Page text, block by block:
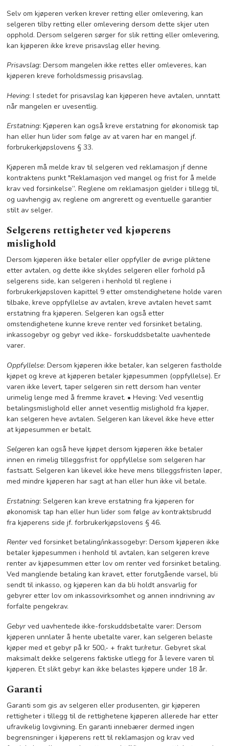
Selv om kjøperen verken krever retting eller omlevering, kan
selgeren tilby retting eller omlevering dersom dette skjer uten
opphold. Dersom selgeren sørger for slik retting eller omlevering,
kan kjøperen ikke kreve prisavslag eller heving.
Prisavslag: Dersom mangelen ikke rettes eller omleveres, kan
kjøperen kreve forholdsmessig prisavslag.
Heving: I stedet for prisavslag kan kjøperen heve avtalen, unntatt
når mangelen er uvesentlig.
Erstatning: Kjøperen kan også kreve erstatning for økonomisk tap
han eller hun lider som følge av at varen har en mangel jf.
forbrukerkjøpslovens § 33.
Kjøperen må melde krav til selgeren ved reklamasjon jf denne
kontraktens punkt "Reklamasjon ved mangel og frist for å melde
krav ved forsinkelse”. Reglene om reklamasjon gjelder i tillegg til,
og uavhengig av, reglene om angrerett og eventuelle garantier
stilt av selger.
Selgerens rettigheter ved kjøperens
mislighold
Dersom kjøperen ikke betaler eller oppfyller de øvrige pliktene
etter avtalen, og dette ikke skyldes selgeren eller forhold på
selgerens side, kan selgeren i henhold til reglene i
forbrukerkjøpsloven kapittel 9 etter omstendighetene holde varen
tilbake, kreve oppfyllelse av avtalen, kreve avtalen hevet samt
erstatning fra kjøperen. Selgeren kan også etter
omstendighetene kunne kreve renter ved forsinket betaling,
inkassogebyr og gebyr ved ikke- forskuddsbetalte uavhentede
varer.
Oppfyllelse: Dersom kjøperen ikke betaler, kan selgeren fastholde
kjøpet og kreve at kjøperen betaler kjøpesummen (oppfyllelse). Er
varen ikke levert, taper selgeren sin rett dersom han venter
urimelig lenge med å fremme kravet. • Heving: Ved vesentlig
betalingsmislighold eller annet vesentlig mislighold fra kjøper,
kan selgeren heve avtalen. Selgeren kan likevel ikke heve etter
at kjøpesummen er betalt.
Selgeren kan også heve kjøpet dersom kjøperen ikke betaler
innen en rimelig tilleggsfrist for oppfyllelse som selgeren har
fastsatt. Selgeren kan likevel ikke heve mens tilleggsfristen løper,
med mindre kjøperen har sagt at han eller hun ikke vil betale.
Erstatning: Selgeren kan kreve erstatning fra kjøperen for
økonomisk tap han eller hun lider som følge av kontraktsbrudd
fra kjøperens side jf. forbrukerkjøpslovens § 46.
Renterved forsinket betaling/inkassogebyr: Dersom kjøperen ikke
betaler kjøpesummen i henhold til avtalen, kan selgeren kreve
renter av kjøpesummen etter lov om renter ved forsinket betaling.
Ved manglende betaling kan kravet, etter forutgående varsel, bli
sendt til inkasso, og kjøperen kan da bli holdt ansvarlig for
gebyrer etter lov om inkassovirksomhet og annen inndrivning av
forfalte pengekrav.
Gebyrved uavhentede ikke-forskuddsbetalte varer: Dersom
kjøperen unnlater å hente ubetalte varer, kan selgeren belaste
kjøper med et gebyr på kr 500,- + frakt tur/retur. Gebyret skal
maksimalt dekke selgerens faktiske utlegg for å levere varen til
kjøperen. Et slikt gebyr kan ikke belastes kjøpere under 18 år.
Garanti
Garanti som gis av selgeren eller produsenten, gir kjøperen
rettigheter i tillegg til de rettighetene kjøperen allerede har etter
ufravikelig lovgivning. En garanti innebærer dermed ingen
begrensninger i kjøperens rett til reklamasjon og krav ved